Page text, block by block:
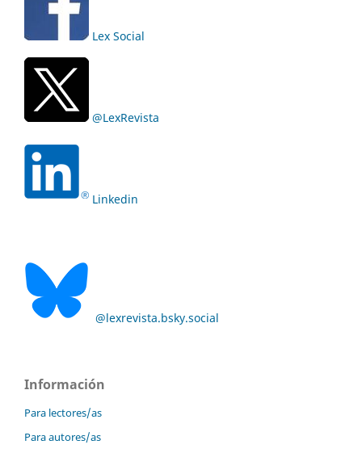
Lex Social
@LexRevista
Linkedin
@lexrevista.bsky.social
Información
Para lectores/as
Para autores/as